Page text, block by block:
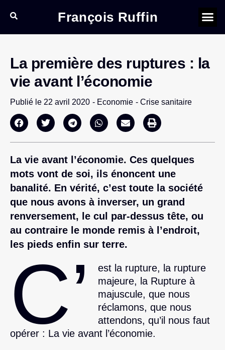
François Ruffin
La première des ruptures : la
vie avant l’économie
Publié le 22 avril 2020 - Economie - Crise sanitaire
La vie avant l’économie. Ces quelques
mots vont de soi, ils énoncent une
banalité. En vérité, c’est toute la société
que nous avons à inverser, un grand
renversement, le cul par-dessus tête, ou
au contraire le monde remis à l’endroit,
les pieds enfin sur terre.
C’
est la rupture, la rupture
majeure, la Rupture à
majuscule, que nous
réclamons, que nous
attendons, qu’il nous faut
opérer : La vie avant l’économie.